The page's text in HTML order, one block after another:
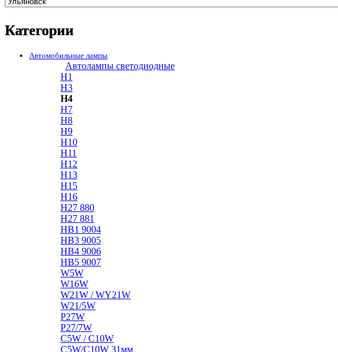
Категории
Автомобильные лампы
Автолампы светодиодные
H1
H3
H4
H7
H8
H9
H10
H11
H12
H13
H15
H16
H27 880
H27 881
HB1 9004
HB3 9005
HB4 9006
HB5 9007
W5W
W16W
W21W / WY21W
W21/5W
P27W
P27/7W
C5W / C10W
C5W/C10W 31мм